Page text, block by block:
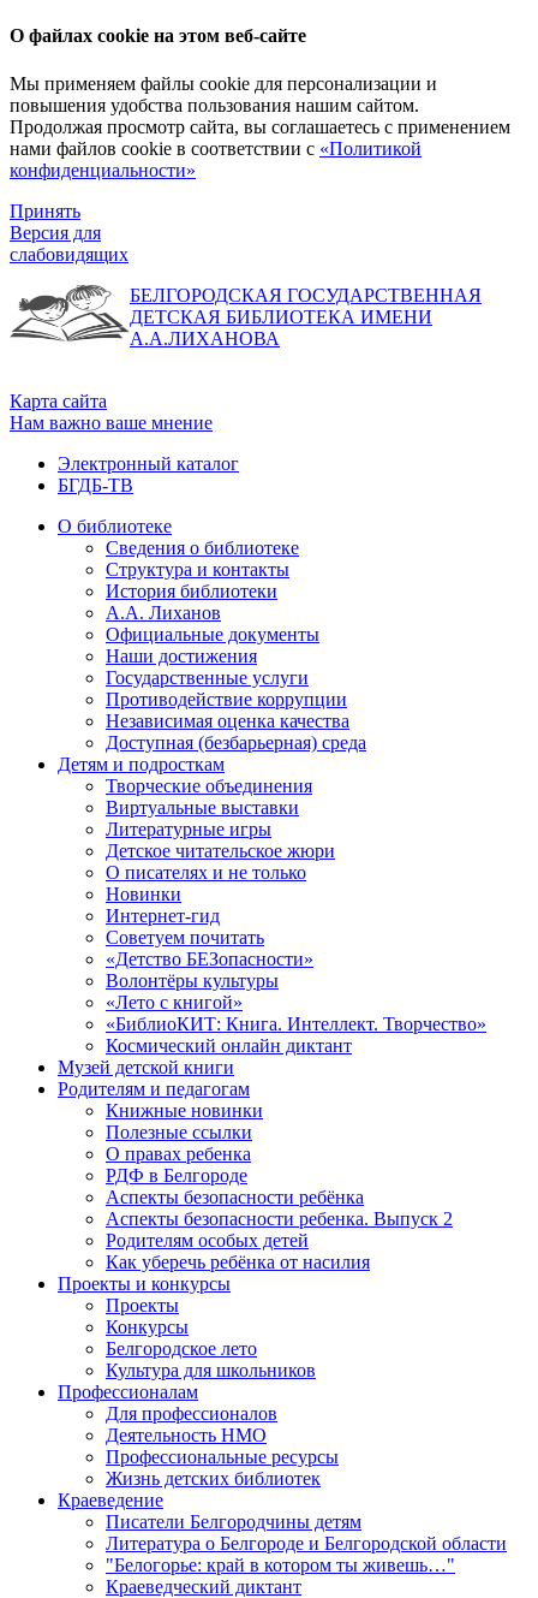
О файлах cookie на этом веб-сайте
Мы применяем файлы cookie для персонализации и
повышения удобства пользования нашим сайтом.
Продолжая просмотр сайта, вы соглашаетесь с применением
нами файлов cookie в соответствии с «Политикой
конфиденциальности»
Принять
Версия для
слабовидящих
БЕЛГОРОДСКАЯ ГОСУДАРСТВЕННАЯ
ДЕТСКАЯ БИБЛИОТЕКА ИМЕНИ
А.А.ЛИХАНОВА
Карта сайта
Нам важно ваше мнение
Электронный каталог
БГДБ-ТВ
О библиотеке
Сведения о библиотеке
Структура и контакты
История библиотеки
А.А. Лиханов
Официальные документы
Наши достижения
Государственные услуги
Противодействие коррупции
Независимая оценка качества
Доступная (безбарьерная) среда
Детям и подросткам
Творческие объединения
Виртуальные выставки
Литературные игры
Детское читательское жюри
О писателях и не только
Новинки
Интернет-гид
Советуем почитать
«Детство БЕЗопасности»
Волонтёры культуры
«Лето с книгой»
«БиблиоКИТ: Книга. Интеллект. Творчество»
Космический онлайн диктант
Музей детской книги
Родителям и педагогам
Книжные новинки
Полезные ссылки
О правах ребенка
РДФ в Белгороде
Аспекты безопасности ребёнка
Аспекты безопасности ребенка. Выпуск 2
Родителям особых детей
Как уберечь ребёнка от насилия
Проекты и конкурсы
Проекты
Конкурсы
Белгородское лето
Культура для школьников
Профессионалам
Для профессионалов
Деятельность НМО
Профессиональные ресурсы
Жизнь детских библиотек
Краеведение
Писатели Белгородчины детям
Литература о Белгороде и Белгородской области
"Белогорье: край в котором ты живешь…"
Краеведческий диктант